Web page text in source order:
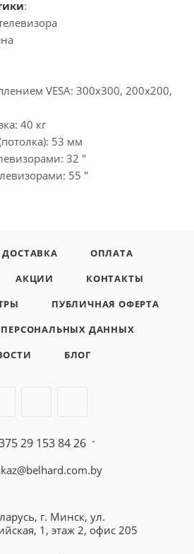
:
VESA: 300x300, 200x200,
40 кг
53 мм
32 "
55 "
ДОСТАВКА
ОПЛАТА
АКЦИИ
КОНТАКТЫ
ПУБЛИЧНАЯ ОФЕРТА
ПЕРСОНАЛЬНЫХ ДАННЫХ
БЛОГ
29 153 84 26
г. Минск, ул.
1, этаж 2, офис 205